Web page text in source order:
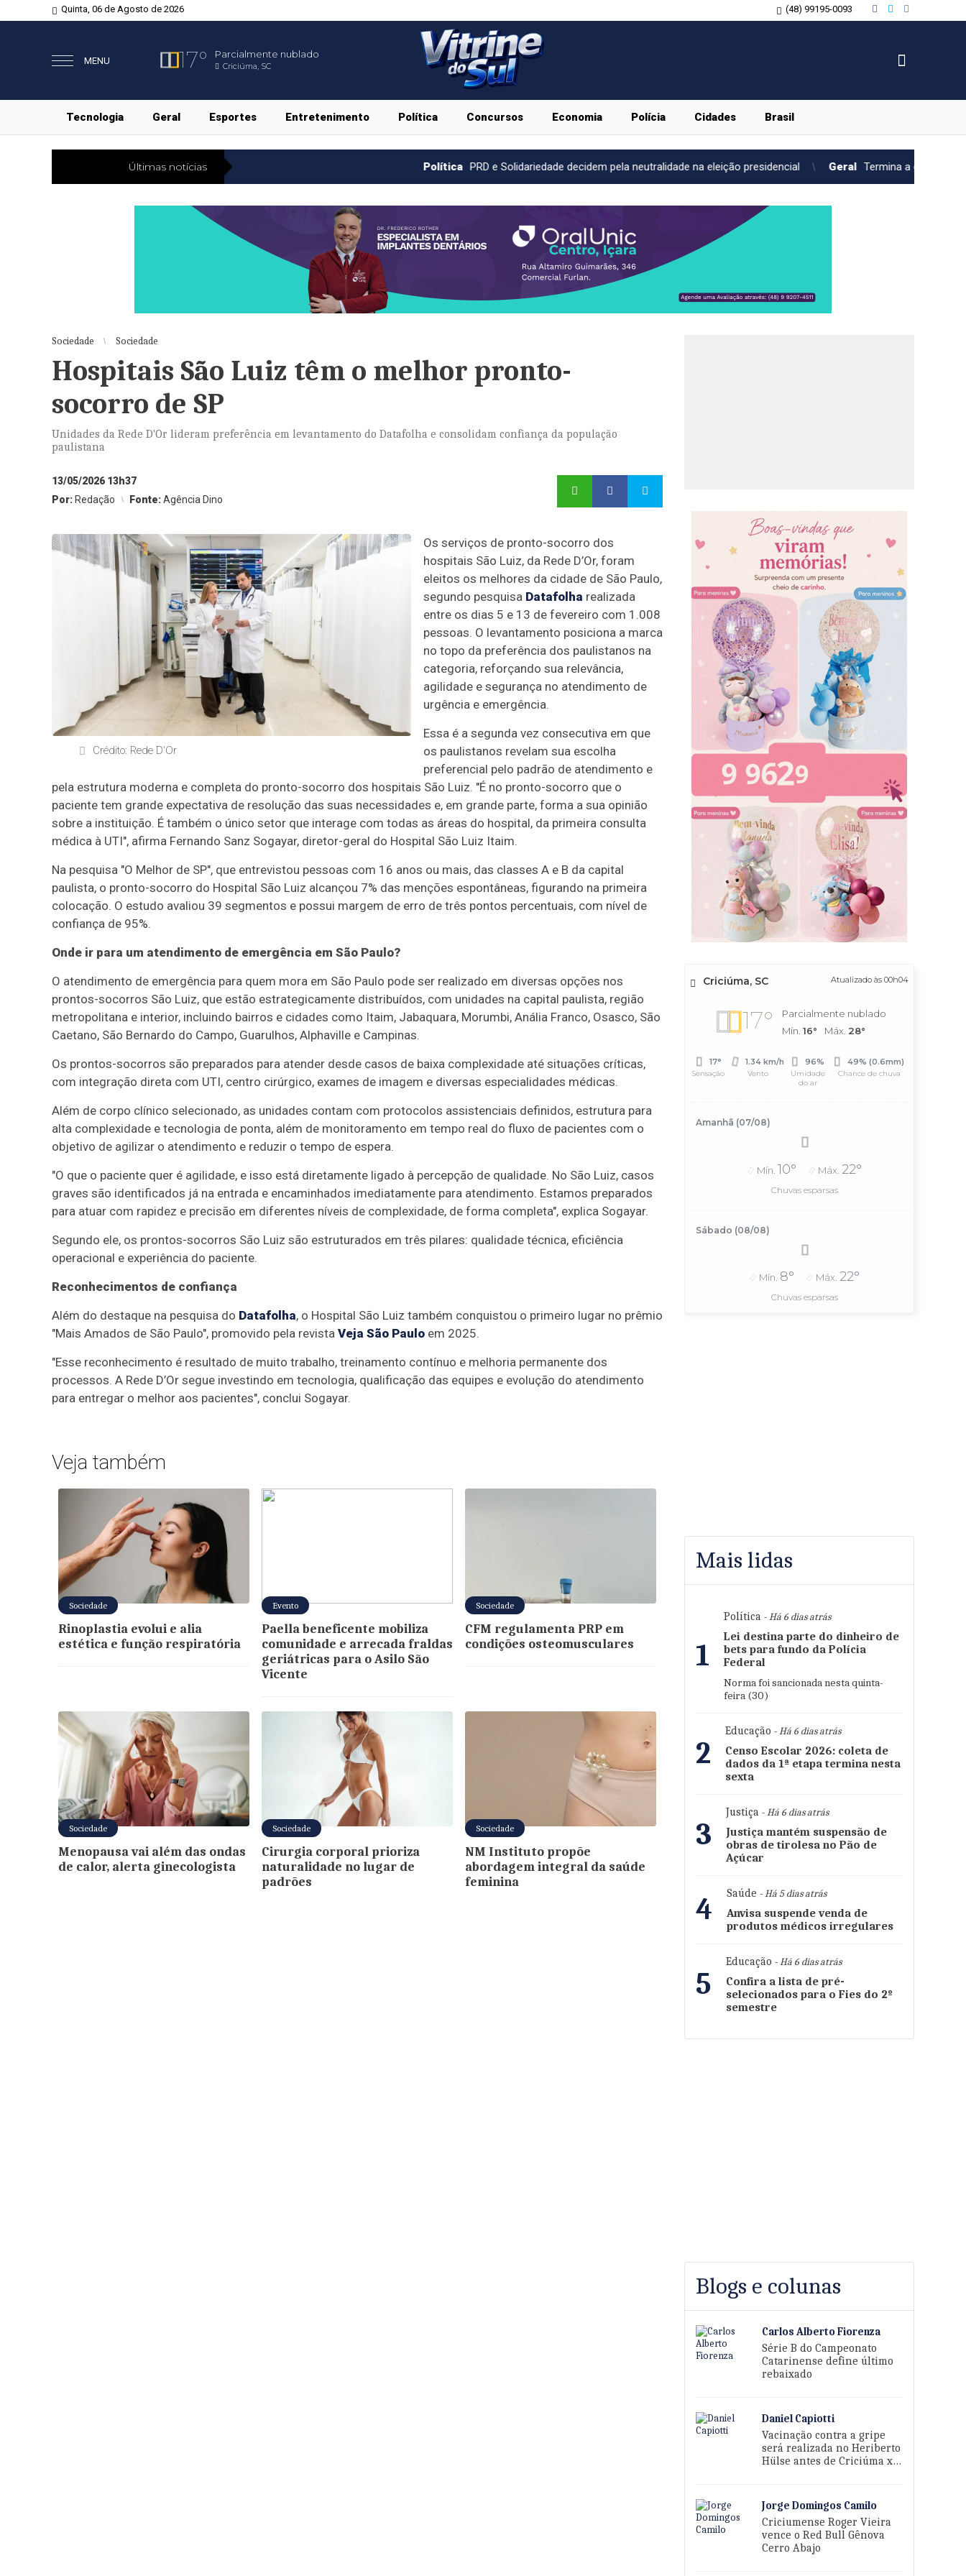
Quinta, 06 de Agosto de 2026 (48) 99195-0093
MENU 17° Parcialmente nublado
Criciúma, SC
Tecnologia Geral Esportes Entretenimento Política Concursos Economia Polícia Cidades Brasil
Últimas notícias PRD e Solidariedade decidem pela neutralidade na eleição presidencial Geral Termina a greve nas linhas de trens em
Sociedade Sociedade
Hospitais São Luiz têm o melhor pronto-
socorro de SP
Unidades da Rede D'Or lideram preferência em levantamento do Datafolha e consolidam confiança da população
paulistana
13/05/2026 13h37
Por: Redação Fonte:Agência Dino
Crédito: Rede D'Or
Os serviços de pronto-socorro dos
hospitais São Luiz, da Rede D’Or, foram
eleitos os melhores da cidade de São Paulo,
segundo pesquisa Datafolha realizada
entre os dias 5 e 13 de fevereiro com 1.008
pessoas. O levantamento posiciona a marca
no topo da preferência dos paulistanos na
categoria, reforçando sua relevância,
agilidade e segurança no atendimento de
urgência e emergência.
Essa é a segunda vez consecutiva em que
os paulistanos revelam sua escolha
preferencial pelo padrão de atendimento e
pela estrutura moderna e completa do pronto-socorro dos hospitais São Luiz. "É no pronto-socorro que o
paciente tem grande expectativa de resolução das suas necessidades e, em grande parte, forma a sua opinião
sobre a instituição. É também o único setor que interage com todas as áreas do hospital, da primeira consulta
médica à UTI", afirma Fernando Sanz Sogayar, diretor-geral do Hospital São Luiz Itaim.
Na pesquisa "O Melhor de SP", que entrevistou pessoas com 16 anos ou mais, das classes A e B da capital
paulista, o pronto-socorro do Hospital São Luiz alcançou 7% das menções espontâneas, figurando na primeira
colocação. O estudo avaliou 39 segmentos e possui margem de erro de três pontos percentuais, com nível de
confiança de 95%.
Onde ir para um atendimento de emergência em São Paulo?
O atendimento de emergência para quem mora em São Paulo pode ser realizado em diversas opções nos
prontos-socorros São Luiz, que estão estrategicamente distribuídos, com unidades na capital paulista, região
metropolitana e interior, incluindo bairros e cidades como Itaim, Jabaquara, Morumbi, Anália Franco, Osasco, São
Caetano, São Bernardo do Campo, Guarulhos, Alphaville e Campinas.
Os prontos-socorros são preparados para atender desde casos de baixa complexidade até situações críticas,
com integração direta com UTI, centro cirúrgico, exames de imagem e diversas especialidades médicas.
Além de corpo clínico selecionado, as unidades contam com protocolos assistenciais definidos, estrutura para
alta complexidade e tecnologia de ponta, além de monitoramento em tempo real do fluxo de pacientes com o
objetivo de agilizar o atendimento e reduzir o tempo de espera.
"O que o paciente quer é agilidade, e isso está diretamente ligado à percepção de qualidade. No São Luiz, casos
graves são identificados já na entrada e encaminhados imediatamente para atendimento. Estamos preparados
para atuar com rapidez e precisão em diferentes níveis de complexidade, de forma completa", explica Sogayar.
Segundo ele, os prontos-socorros São Luiz são estruturados em três pilares: qualidade técnica, eficiência
operacional e experiência do paciente.
Reconhecimentos de confiança
Além do destaque na pesquisa do Datafolha, o Hospital São Luiz também conquistou o primeiro lugar no prêmio
"Mais Amados de São Paulo", promovido pela revista Veja São Paulo em 2025.
"Esse reconhecimento é resultado de muito trabalho, treinamento contínuo e melhoria permanente dos
processos. A Rede D’Or segue investindo em tecnologia, qualificação das equipes e evolução do atendimento
para entregar o melhor aos pacientes", conclui Sogayar.
Veja também
Sociedade
Rinoplastia evolui e alia
estética e função respiratória
Evento
Paella beneficente mobiliza
comunidade e arrecada fraldas
geriátricas para o Asilo São
Vicente
Sociedade
CFM regulamenta PRP em
condições osteomusculares
Sociedade
Menopausa vai além das ondas
de calor, alerta ginecologista
Sociedade
Cirurgia corporal prioriza
naturalidade no lugar de
padrões
Sociedade
NM Instituto propõe
abordagem integral da saúde
feminina
Criciúma, SC Atualizado às 00h04
17°
Parcialmente nublado
Mín. 16° Máx. 28°
17°
Sensação
1.34 km/h
Vento
96%
Umidade
do ar
49% (0.6mm)
Chance de chuva
Amanhã (07/08)
Mín. 10° Máx. 22°
Chuvas esparsas
Sábado (08/08)
Mín. 8° Máx. 22°
Chuvas esparsas
Mais lidas
1
Política - Há 6 dias atrás
Lei destina parte do dinheiro de
bets para fundo da Polícia
Federal
Norma foi sancionada nesta quinta-
feira (30)
2
Educação - Há 6 dias atrás
Censo Escolar 2026: coleta de
dados da 1ª etapa termina nesta
sexta
3
Justiça - Há 6 dias atrás
Justiça mantém suspensão de
obras de tirolesa no Pão de
Açúcar
4 Saúde - Há 5 dias atrás
Anvisa suspende venda de
produtos médicos irregulares
5
Educação - Há 6 dias atrás
Confira a lista de pré-
selecionados para o Fies do 2º
semestre
Blogs e colunas
Carlos Alberto Fiorenza
Série B do Campeonato
Catarinense define último
rebaixado
Daniel Capiotti
Vacinação contra a gripe
será realizada no Heriberto
Hülse antes de Criciúma x
Jorge Domingos Camilo
Criciumense Roger Vieira
vence o Red Bull Gênova
Cerro Abajo